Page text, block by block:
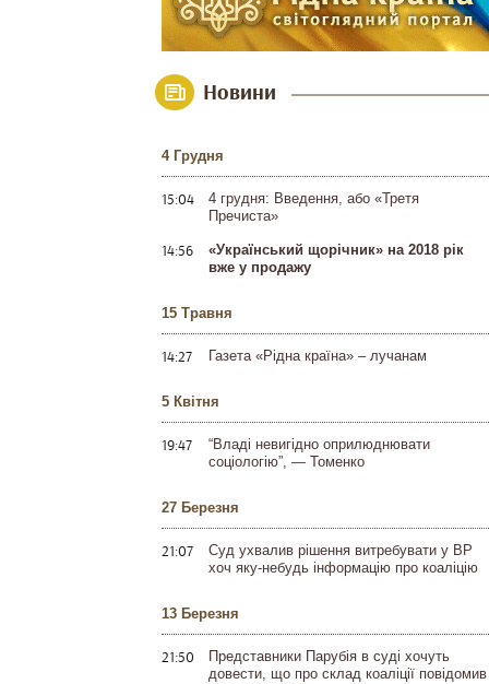
Новини
4 Грудня
15:04
4 грудня: Введення, або «Третя
Пречиста»
14:56
«Український щорічник» на 2018 рік
вже у продажу
15 Травня
14:27 Газета «Рідна країна» – лучанам
5 Квітня
19:47
“Владі невигідно оприлюднювати
соціологію”, — Томенко
27 Березня
21:07
Суд ухвалив рішення витребувати у ВР
хоч яку-небудь інформацію про коаліцію
13 Березня
21:50
Представники Парубія в суді хочуть
довести, що про склад коаліції повідомив